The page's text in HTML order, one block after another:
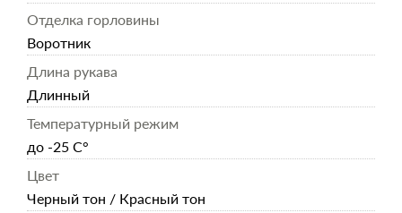
Отделка горловины
Воротник
Длина рукава
Длинный
Температурный режим
до -25 С°
Цвет
Черный тон / Красный тон